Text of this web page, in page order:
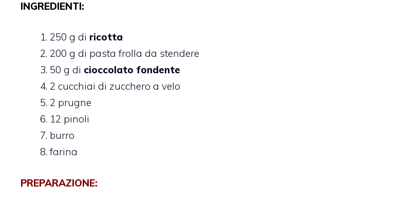
INGREDIENTI:
250 g di ricotta
200 g di pasta frolla da stendere
50 g di cioccolato fondente
2 cucchiai di zucchero a velo
2 prugne
12 pinoli
burro
farina
PREPARAZIONE: